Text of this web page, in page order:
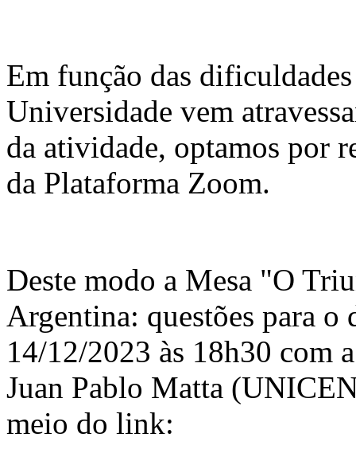
Em função das
Universidade vem
da atividade, optamos por
da Plataforma Zoom.
Deste modo a Mesa "O
Argentina: questões para o
14/12/2023 às 18h30 com
Juan Pablo Matta
meio do link: